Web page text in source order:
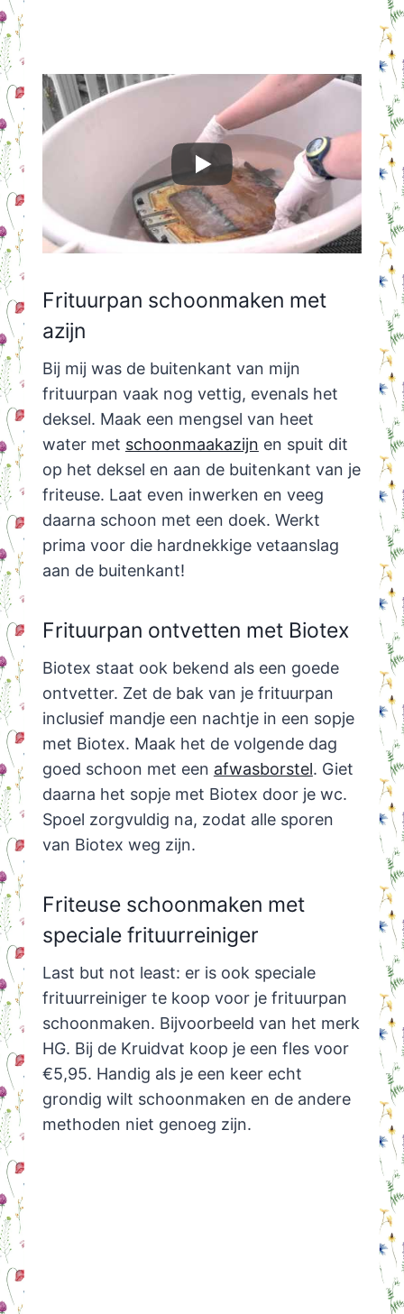
Frituurpan schoonmaken met
azijn
Bij mij was de buitenkant van mijn
frituurpan vaak nog vettig, evenals het
deksel. Maak een mengsel van heet
water met schoonmaakazijn en spuit dit
op het deksel en aan de buitenkant van je
friteuse. Laat even inwerken en veeg
daarna schoon met een doek. Werkt
prima voor die hardnekkige vetaanslag
aan de buitenkant!
Frituurpan ontvetten met Biotex
Biotex staat ook bekend als een goede
ontvetter. Zet de bak van je frituurpan
inclusief mandje een nachtje in een sopje
met Biotex. Maak het de volgende dag
goed schoon met een afwasborstel. Giet
daarna het sopje met Biotex door je wc.
Spoel zorgvuldig na, zodat alle sporen
van Biotex weg zijn.
Friteuse schoonmaken met
speciale frituurreiniger
Last but not least: er is ook speciale
frituurreiniger te koop voor je frituurpan
schoonmaken. Bijvoorbeeld van het merk
HG. Bij de Kruidvat koop je een fles voor
€5,95. Handig als je een keer echt
grondig wilt schoonmaken en de andere
methoden niet genoeg zijn.